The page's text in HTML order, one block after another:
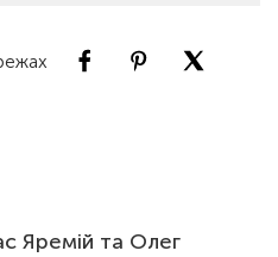
Яремій та Олег